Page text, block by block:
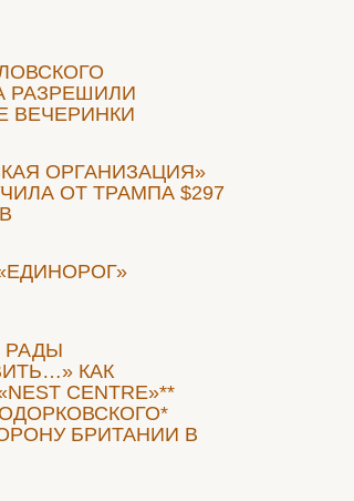
РАЗРЕШИЛИ
ВЕЧЕРИНКИ
ОРГАНИЗАЦИЯ»
ОТ ТРАМПА $297
РАДЫ
КАК
CENTRE»**
БРИТАНИИ В